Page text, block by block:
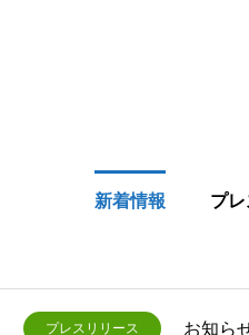
新着情報 プ
プレスリリース お知ら